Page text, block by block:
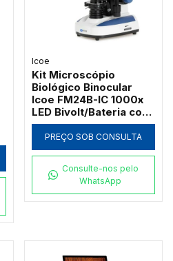
Icoe
Kit Microscópio
Biológico Binocular
Icoe FM24B-IC 1000x
LED Bivolt/Bateria com
Ótica Acromática
PREÇO SOB CONSULTA
Consulte-nos pelo
WhatsApp